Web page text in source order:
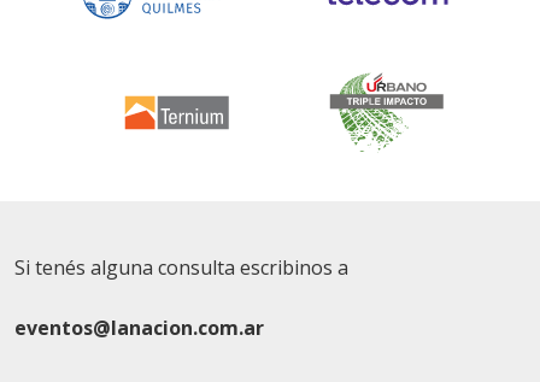
Si tenés alguna consulta escribinos a
eventos@lanacion.com.ar